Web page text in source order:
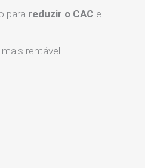
para reduzir o CAC e
rentável!